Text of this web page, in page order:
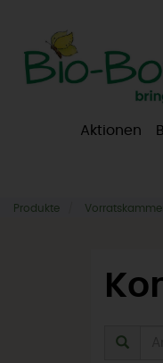
Aktionen
Produkte